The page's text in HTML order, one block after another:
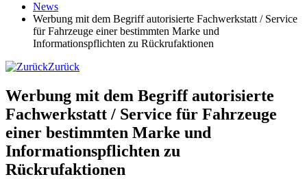
News
Werbung mit dem Begriff autorisierte Fachwerkstatt / Service
für Fahrzeuge einer bestimmten Marke und
Informationspflichten zu Rückrufaktionen
Zurück
Werbung mit dem Begriff autorisierte
Fachwerkstatt / Service für Fahrzeuge
einer bestimmten Marke und
Informationspflichten zu
Rückrufaktionen